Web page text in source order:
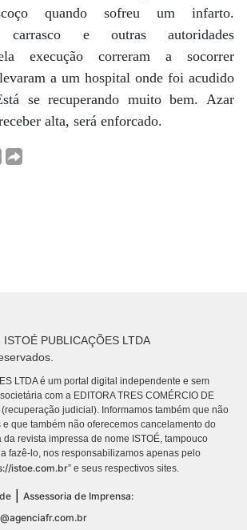
quando sofreu um infarto.
carrasco e outras autoridades
execução correram a socorrer
a um hospital onde foi acudido
se recuperando muito bem. Azar
alta, será enforcado.
PUBLICAÇÕES LTDA
LTDA é um portal digital independente e sem
com a EDITORA TRES COMÉRCIO DE
(recuperação judicial). Informamos também que não
que também não oferecemos cancelamento do
revista impressa de nome ISTOÉ, tampouco
fazê-lo, nos responsabilizamos apenas pelo
istoe.com.br” e seus respectivos sites.
Assessoria de Imprensa: